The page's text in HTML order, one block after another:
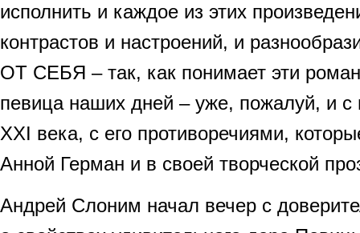
исполнить и каждое из этих
контрастов и настроений, и
ОТ СЕБЯ – так, как понимает эти
певица наших дней – уже, пожалуй, и с
XXI века, с его противоречиями,
Анной Герман и в своей творческой
Андрей Слоним начал вечер с